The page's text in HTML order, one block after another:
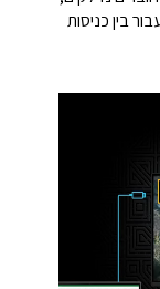
בין כניסות